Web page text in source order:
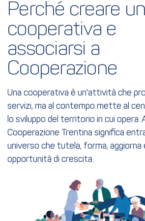
Perché creare
cooperativa e
associarsi a
Cooperazione
Una cooperativa è un'attività che
servizi, ma al contempo mette al
lo sviluppo del territorio in cui opera.
Cooperazione Trentina significa
universo che tutela, forma, aggiorna
opportunità di crescita.